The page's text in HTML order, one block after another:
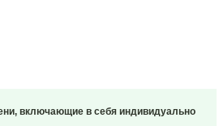
включающие в себя индивидуально